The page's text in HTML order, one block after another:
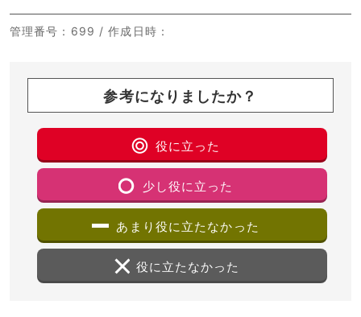
管理番号 ：699 /作成日時 ：
参考になりましたか？
役に立った
少し役に立った
あまり役に立たなかった
役に立たなかった